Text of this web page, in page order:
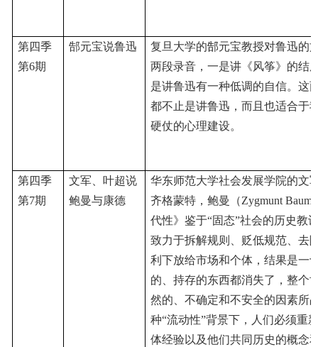
第四季
第6期
郜元宝说鲁迅 复旦大学的郜元宝教授对鲁迅的
两段录音，一是讲《风筝》的结
是讲鲁迅有一种低调的自信。这
都不止是讲鲁迅，而且也适合于
硬仗的心理建设。
第四季
第7期
文军、叶超说
鲍曼与康德
华东师范大学社会发展学院的文
齐格蒙特，鲍曼（Zygmunt
代性》鉴于“固态”社会的历史教
致力于拆解规则、贬低规范、去
利下放给市场和个体，结果是一
的、持存的东西都消失了，整个
然的、不确定和不安全的因素所
种“流动性”背景下，人们必须重
体经验以及他们共同历史的概念